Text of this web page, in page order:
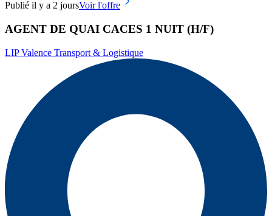
Publié il y a 2 joursVoir l'offre
AGENT DE QUAI CACES 1 NUIT (H/F)
LIP Valence Transport & Logistique